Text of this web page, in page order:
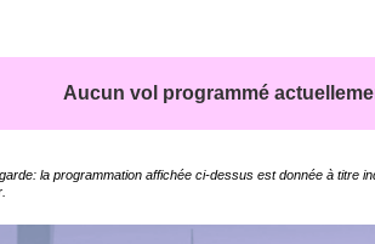
Aucun vol programmé
la programmation affichée ci-dessus est donnée à titre